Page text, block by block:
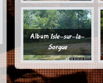
AlbumIsle-sur-la-
Sorgue